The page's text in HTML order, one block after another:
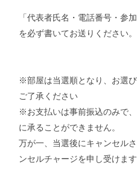
「代表者氏名・電話番号・参
を必ず書いてお送りください。
※部屋は当選順となり、お選
ご了承ください
※お支払いは事前振込のみで
に承ることができません。
万が一、当選後にキャンセル
ンセルチャージを申し受けます